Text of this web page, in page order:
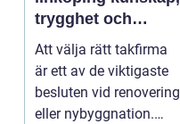
trygghet och
hållbara tak
Att välja rätt takfirma
är ett av de viktigaste
besluten vid renovering
eller nybyggnation.